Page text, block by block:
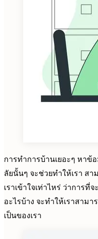
การทำการบ้านเยอะๆ หาข้
ลัยนั้นๆ จะช่วยทำให้เรา ส
เราเข้าใจเท่าไหร่ ว่าการที่
อะไรบ้าง จะทำให้เราสาม
เป็นของเรา